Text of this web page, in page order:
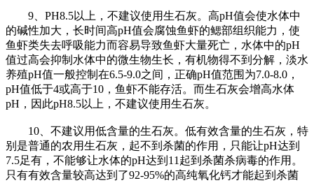
9、PH8.5以上，不建议使用生石灰。高pH值会使水体中
的碱性加大，长时间高pH值会腐蚀鱼虾的鳃部组织能力，使
鱼虾类失去呼吸能力而容易导致鱼虾大量死亡，水体中的pH
值过高会抑制水体中的微生物生长，有机物得不到分解，淡水
养殖pH值一般控制在6.5-9.0之间，正确pH值范围为7.0-8.0，
pH值低于4或高于10，鱼虾不能存活。而生石灰会增高水体
pH，因此pH8.5以上，不建议使用生石灰。
10、不建议用低含量的生石灰。低有效含量的生石灰，特
别是普通的农用生石灰，起不到杀菌的作用，只能让pH达到
7.5足有，不能够让水体的pH达到11起到杀菌杀病毒的作用。
只有有效含量较高达到了92-95%的高纯氧化钙才能起到杀菌